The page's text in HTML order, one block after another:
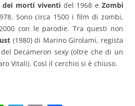
dei morti viventidel 1968 eZombi
Sono circa 1500 i film di zombi,
con le parodie. Tra questi non
(1980) di Marino Girolami, regista
Decameron sexy (oltre che di un
Vitali). Così il cerchio si è chiuso.